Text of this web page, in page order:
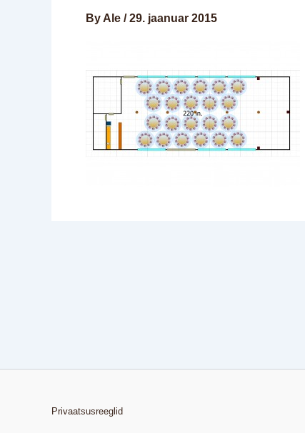
By Ale /29. jaanuar 2015
Privaatsusreeglid